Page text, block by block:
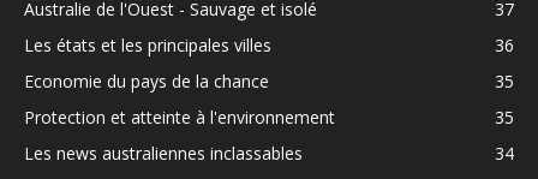
Australie de l'Ouest - Sauvage et isolé
37
Les états et les principales villes
36
Economie du pays de la chance
35
Protection et atteinte à l'environnement
35
Les news australiennes inclassables
34